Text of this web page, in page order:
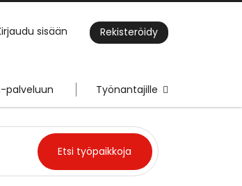
sisään Rekisteröidy
palveluun Työnantajille